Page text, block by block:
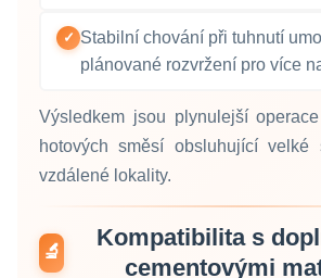
✓ Stabilní chování při tuhnutí
plánované rozvržení pro více
Výsledkem jsou plynulejší
hotových směsí obsluhující velké
vzdálené lokality.
🔬
Kompatibilita s
cementovými